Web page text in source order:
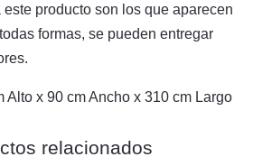
este producto son los que aparecen
formas, se pueden entregar
Alto x 90 cm Ancho x 310 cm Largo
relacionados